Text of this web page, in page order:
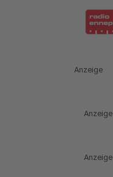
Anzeige
Anzeige
Anzeige